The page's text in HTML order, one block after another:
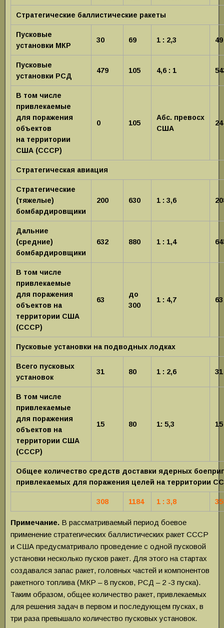
Стратегические баллистические ракеты
Пусковые
установки МКР
30 69 1 : 2,3 49
Пусковые
установки РСД
479 105 4,6 : 1
В том числе
привлекаемые
для поражения
объектов
на территории
США (СССР)
0 105
Абс. превосх
США
24
Стратегическая авиация
Стратегические
(тяжелые)
бомбардировщики
200 630 1 : 3,6
Дальние
(средние)
бомбардировщики
632 880 1 : 1,4
В том числе
привлекаемые
для поражения
объектов на
территории США
(СССР)
63
до
300
1 : 4,7 63
Пусковые установки на подводных лодках
Всего пусковых
установок
31 80 1 : 2,6 31
В том числе
привлекаемые
для поражения
объектов на
территории США
(СССР)
15 80 1: 5,3 15
Общее количество средств доставки ядерных
привлекаемых для поражения целей на территории
308 1184 1 : 3,8
Примечание. В рассматриваемый период боевое
применение стратегических баллистических ракет СССР
и США предусматривало проведение с одной пусковой
установки несколько пусков ракет. Для этого на стартах
создавался запас ракет, головных частей и компонентов
ракетного топлива (МКР – 8 пусков, РСД – 2 -3 пуска).
Таким образом, общее количество ракет, привлекаемых
для решения задач в первом и последующем пусках, в
три раза превышало количество пусковых установок.